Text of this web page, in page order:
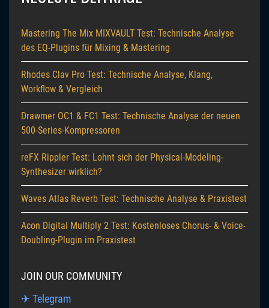
Mastering The Mix MIXVAULT Test: Technische Analyse
des EQ-Plugins für Mixing & Mastering
Rhodes Clav Pro Test: Technische Analyse, Klang,
Workflow & Vergleich
Drawmer OC1 & FC1 Test: Technische Analyse der neuen
500-Series-Kompressoren
reFX Rippler Test: Lohnt sich der Physical-Modeling-
Synthesizer wirklich?
Waves Atlas Reverb Test: Technische Analyse & Praxistest
Acon Digital Multiply 2 Test: Kostenloses Chorus- & Voice-
Doubling-Plugin im Praxistest
JOIN OUR COMMUNITY
✈ Telegram